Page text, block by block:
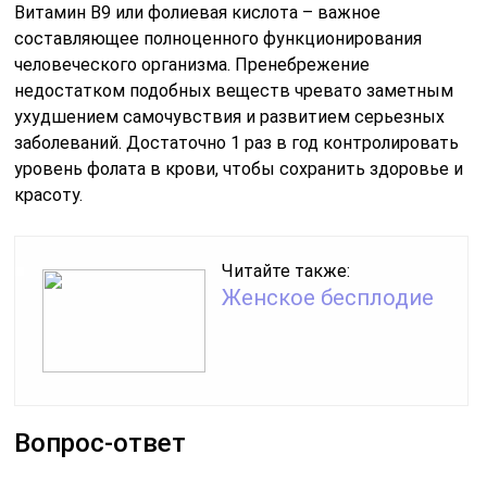
Витамин B9 или фолиевая кислота – важное
составляющее полноценного функционирования
человеческого организма. Пренебрежение
недостатком подобных веществ чревато заметным
ухудшением самочувствия и развитием серьезных
заболеваний. Достаточно 1 раз в год контролировать
уровень фолата в крови, чтобы сохранить здоровье и
красоту.
Читайте также:
Женское бесплодие
Вопрос-ответ